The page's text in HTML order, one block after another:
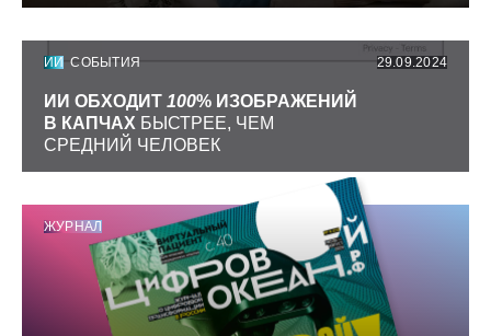
ИИ СОБЫТИЯ 29.09.2024
ИИ ОБХОДИТ 100% ИЗОБРАЖЕНИЙ
В КАПЧАХ БЫСТРЕЕ, ЧЕМ
СРЕДНИЙ ЧЕЛОВЕК
ЖУРНАЛ